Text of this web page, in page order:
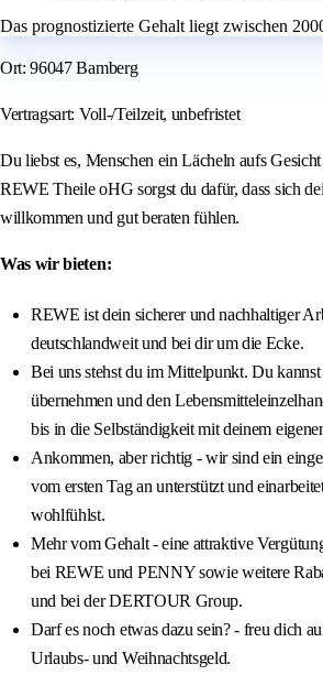
Das prognostizierte Gehalt liegt zwischen
Ort: 96047 Bamberg
Vertragsart: Voll-/Teilzeit, unbefristet
Du liebst es, Menschen ein Lächeln aufs
REWE Theile oHG sorgst du dafür, dass sich
willkommen und gut beraten fühlen.
Was wir bieten:
REWE ist dein sicherer und nachhaltiger
deutschlandweit und bei dir um die Ecke.
Bei uns stehst du im Mittelpunkt. Du
übernehmen und den
bis in die Selbständigkeit mit deinem
Ankommen, aber richtig - wir sind ein
vom ersten Tag an unterstützt und
wohlfühlst.
Mehr vom Gehalt - eine attraktive
bei REWE und PENNY sowie weitere
und bei der DERTOUR Group.
Darf es noch etwas dazu sein? - freu dich
Urlaubs- und Weihnachtsgeld.